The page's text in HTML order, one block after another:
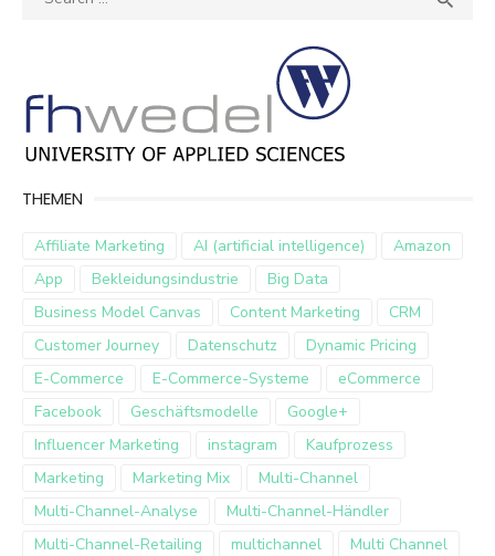
THEMEN
Affiliate Marketing AI (artificial intelligence)
Amazon
App
Bekleidungsindustrie
Big Data
Business Model Canvas
Content Marketing
CRM
Customer Journey
Datenschutz
Dynamic Pricing
E-Commerce
E-Commerce-Systeme
eCommerce
Facebook
Geschäftsmodelle
Google+
Influencer Marketing
instagram
Kaufprozess
Marketing
Marketing Mix
Multi-Channel
Multi-Channel-Analyse
Multi-Channel-Händler
Multi-Channel-Retailing
multichannel
Multi Channel